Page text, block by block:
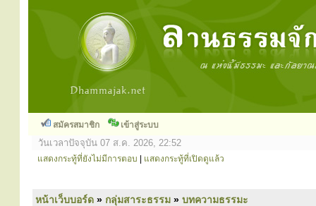
สมัครสมาชิก เข้าสู่ระบบ
วันเวลาปัจจุบัน 07 ส.ค. 2026, 22:52
แสดงกระทู้ที่ยังไม่มีการตอบ แสดงกระทู้ที่เปิดดูแล้ว
หน้าเว็บบอร์ด » กลุ่มสาระธรรม » บทความธรรมะ